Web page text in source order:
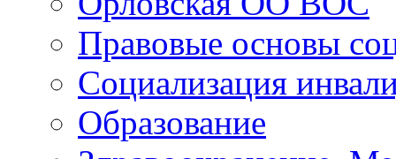
Орловская ОО ВОС
Правовые основы
Социализация